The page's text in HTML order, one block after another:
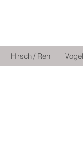
Hirsch / Reh